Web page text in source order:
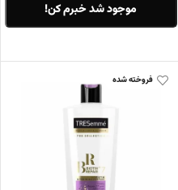
موجود شد خبرم کن!
فروخته شده